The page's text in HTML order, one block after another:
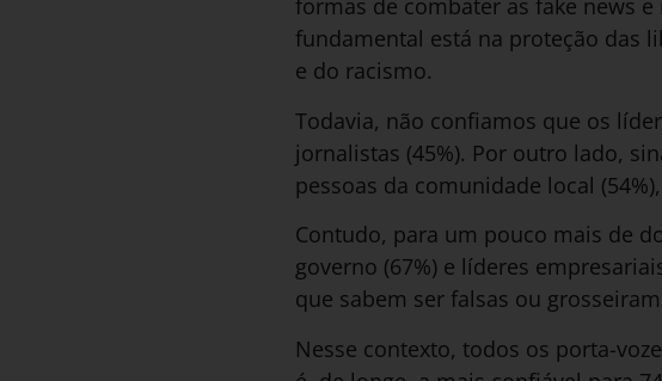
formas de combater as fake news
fundamental está na proteção das
e do racismo.
Todavia, não confiamos que os
jornalistas (45%). Por outro lado,
pessoas da comunidade local
Contudo, para um pouco mais de
governo (67%) e líderes
que sabem ser falsas ou
Nesse contexto, todos os porta-